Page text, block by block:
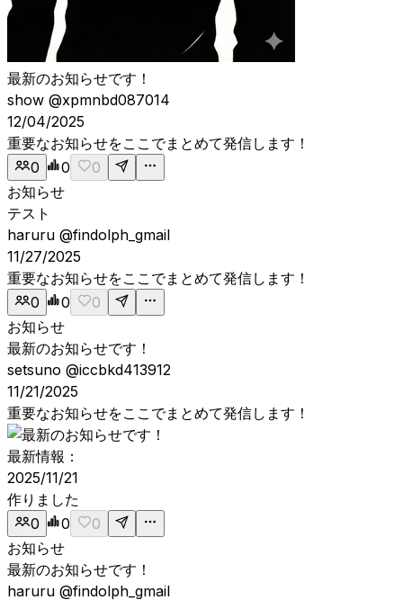
最新のお知らせです！
show @xpmnbd087014
12/04/2025
重要なお知らせをここでまとめて発信します！
0
0
0
お知らせ
テスト
haruru @findolph_gmail
11/27/2025
重要なお知らせをここでまとめて発信します！
0
0
0
お知らせ
最新のお知らせです！
setsuno @iccbkd413912
11/21/2025
重要なお知らせをここでまとめて発信します！
最新情報：
2025/11/21
作りました
0
0
0
お知らせ
最新のお知らせです！
haruru @findolph_gmail